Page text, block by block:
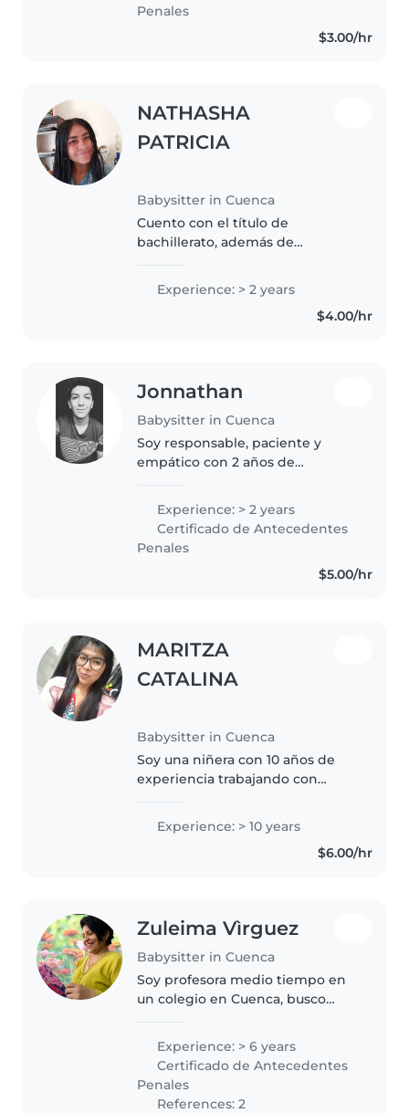
Penales
$3.00/hr
NATHASHA
PATRICIA
Babysitter in Cuenca
Cuento con el título de
bachillerato, además de
párvulos y auxiliar en fisioterapia
y rehabilitación, lo que me ha
Experience: > 2 years
$4.00/hr
Jonnathan
Babysitter in Cuenca
Soy responsable, paciente y
empático con 2 años de
edad de caminar. Me encanta
hacer actividades creativas como
dibujar, manualidades y jugar.
Me siento..
Experience: > 2 years
Certificado de Antecedentes
Penales
$5.00/hr
MARITZA
CATALINA
Babysitter in Cuenca
Soy una niñera con 10 años de
experiencia trabajando con
considero una persona
responsable, paciente y
Experience: > 10 years
$6.00/hr
Zuleima Vìrguez
Babysitter in Cuenca
Soy profesora medio tiempo en
un colegio en Cuenca, busco
educación. En Venezuela trabajé
18 años en diferentes niveles de
educación,..
Experience: > 6 years
Certificado de Antecedentes
Penales
References: 2